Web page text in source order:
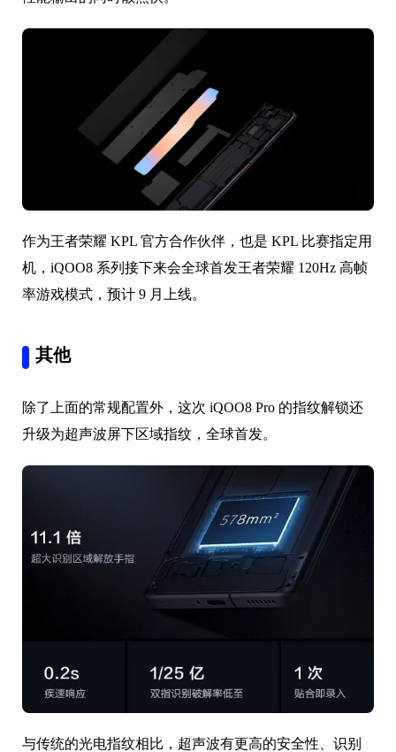
作为王者荣耀 KPL 官方合作伙伴，也是 KPL 比赛指定用
机，iQOO8 系列接下来会全球首发王者荣耀 120Hz 高帧
率游戏模式，预计 9 月上线。
其他
除了上面的常规配置外，这次 iQOO8 Pro 的指纹解锁还
升级为超声波屏下区域指纹，全球首发。
与传统的光电指纹相比，超声波有更高的安全性、识别